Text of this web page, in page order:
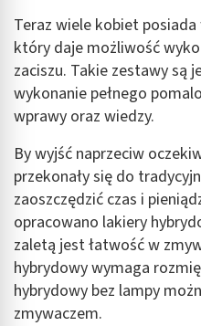
Teraz wiele kobiet posiada
który daje możliwość
zaciszu. Takie zestawy są
wykonanie pełnego
wprawy oraz wiedzy.
By wyjść naprzeciw
przekonały się do
zaoszczędzić czas i
opracowano lakiery
zaletą jest łatwość w
hybrydowy wymaga
hybrydowy bez lampy
zmywaczem.